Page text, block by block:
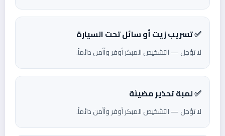
✅ تسريب زيت أو سائل تحت السيارة
لا تؤجل — التشخيص المبكر أوفر وأأمن دائماً.
✅ لمبة تحذير مضيئة
لا تؤجل — التشخيص المبكر أوفر وأأمن دائماً.